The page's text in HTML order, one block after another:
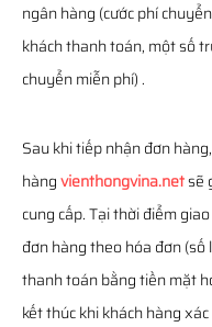
ngân hàng (cước phí
khách thanh toán, một số
chuyển miễn phí) .
Sau khi tiếp nhận đơn
hàngvienthongvina.netsẽ
cung cấp. Tại thời điểm
đơn hàng theo hóa đơn (số
thanh toán bằng tiền mặt
kết thúc khi khách hàng